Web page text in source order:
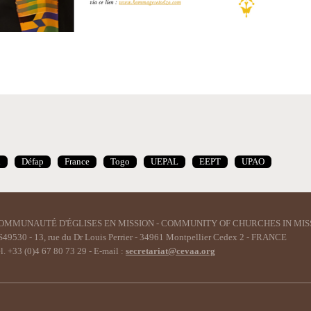
Défap France Togo UEPAL EEPT UPAO
D'ÉGLISES EN MISSION - COMMUNITY OF CHURCHES IN
- 13, rue du Dr Louis Perrier - 34961 Montpellier Cedex 2 - FRANCE
+33 (0)4 67 80 73 29 - E-mail : secretariat@cevaa.org